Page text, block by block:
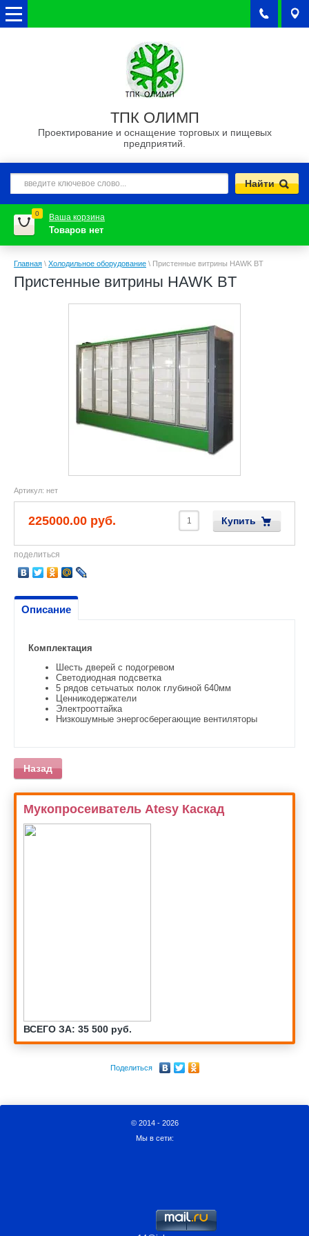
ТПК ОЛИМП
Проектирование и оснащение торговых и пищевых
предприятий.
0 Ваша корзина
Товаров нет
Мукопросеиватель Atesy Каскад
ВСЕГО ЗА: 35 500 руб.
Поделиться
Главная \ Холодильное оборудование \ Пристенные витрины HAWK BT
Пристенные витрины HAWK BT
Артикул: нет
225000.00 руб. Купить
поделиться
Описание
Комплектация
Шесть дверей с подогревом
Светодиодная подсветка
5 рядов сетьчатых полок глубиной 640мм
Ценникодержатели
Электрооттайка
Низкошумные энергосберегающие вентиляторы
Назад
© 2014 - 2026
Мы в сети: